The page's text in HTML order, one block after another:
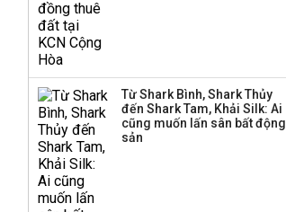
Huấn Hoa Hồng bỗng
dưng ‘biến mất’, một
công ty khác đã giải thể
Từ Shark Bình, Shark Thủy
đến Shark Tam, Khải Silk: Ai
cũng muốn lấn sân bất động
sản